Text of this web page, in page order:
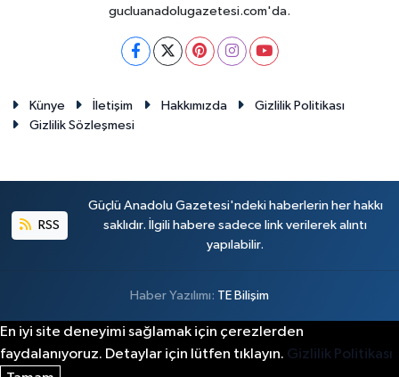
gucluanadolugazetesi.com'da.
Künye İletişim Hakkımızda
Gizlilik Politikası
Gizlilik Sözleşmesi
RSS
Güçlü Anadolu Gazetesi'ndeki haberlerin her hakkı
saklıdır. İlgili habere sadece link verilerek alıntı
yapılabilir.
Haber Yazılımı: TE Bilişim
En iyi site deneyimi sağlamak için çerezlerden
faydalanıyoruz. Detaylar için lütfen tıklayın. Gizlilik Politikası